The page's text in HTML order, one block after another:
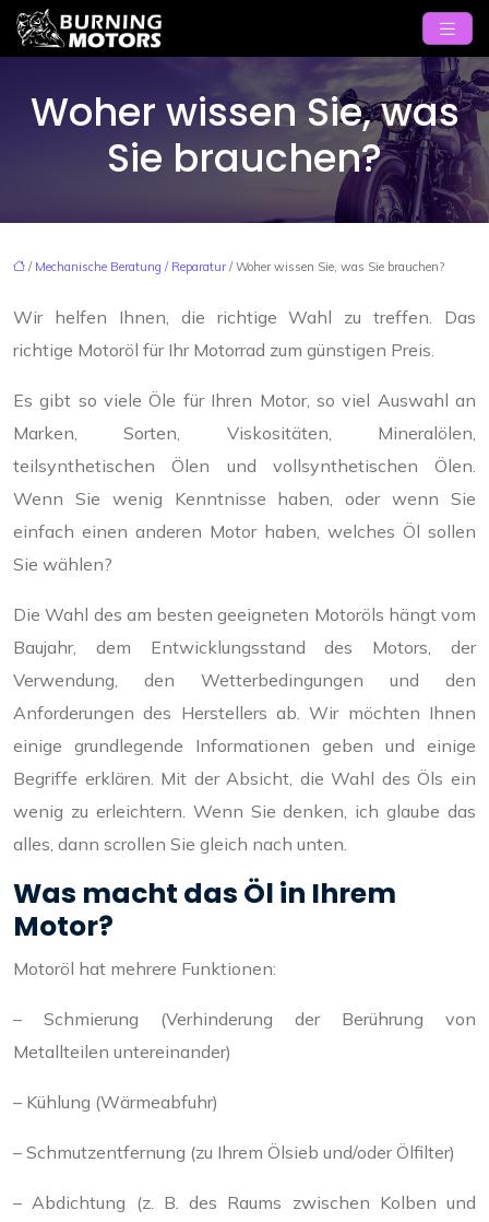
Woher wissen Sie, was
Sie brauchen?
/ Mechanische Beratung / Reparatur / Woher wissen Sie, was Sie brauchen?
Wir helfen Ihnen, die richtige Wahl zu treffen. Das
richtige Motoröl für Ihr Motorrad zum günstigen Preis.
Es gibt so viele Öle für Ihren Motor, so viel Auswahl an
Marken, Sorten, Viskositäten, Mineralölen,
teilsynthetischen Ölen und vollsynthetischen Ölen.
Wenn Sie wenig Kenntnisse haben, oder wenn Sie
einfach einen anderen Motor haben, welches Öl sollen
Sie wählen?
Die Wahl des am besten geeigneten Motoröls hängt vom
Baujahr, dem Entwicklungsstand des Motors, der
Verwendung, den Wetterbedingungen und den
Anforderungen des Herstellers ab. Wir möchten Ihnen
einige grundlegende Informationen geben und einige
Begriffe erklären. Mit der Absicht, die Wahl des Öls ein
wenig zu erleichtern. Wenn Sie denken, ich glaube das
alles, dann scrollen Sie gleich nach unten.
Was macht das Öl in Ihrem
Motor?
Motoröl hat mehrere Funktionen:
– Schmierung (Verhinderung der Berührung von
Metallteilen untereinander)
– Kühlung (Wärmeabfuhr)
– Schmutzentfernung (zu Ihrem Ölsieb und/oder Ölfilter)
– Abdichtung (z. B. des Raums zwischen Kolben und